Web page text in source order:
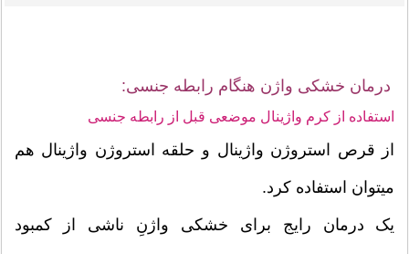
درمان خشکی واژن هنگام رابطه جنسی:
استفاده از کرم واژینال موضعی قبل از رابطه جنسی
از قرص استروژن واژینال و حلقه استروژن واژینال هم
میتوان استفاده کرد.
یک درمان رایج برای خشکی واژنِ ناشی از کمبود